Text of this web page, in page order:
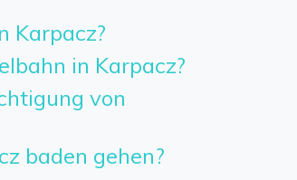
Karpacz?
in Karpacz?
von
baden gehen?